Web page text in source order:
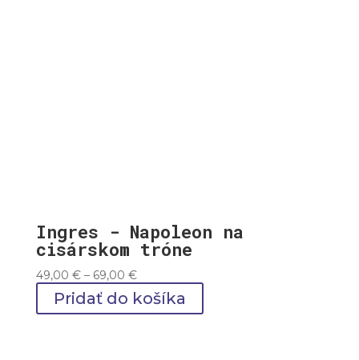
Ingres - Napoleon na
cisárskom tróne
49,00 € – 69,00 €Price
range:
49,00 €
Pridať do košíka